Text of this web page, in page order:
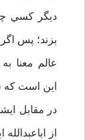
ديگر كسي
بزند؛ پس
عالم معنا
اين است كه
در مقابل
از